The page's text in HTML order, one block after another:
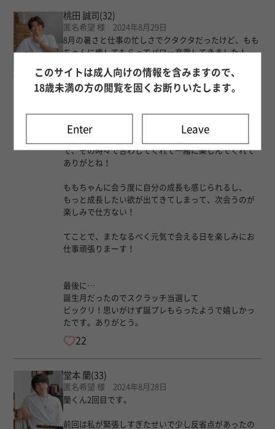
桃田 誠司 (32)
匿名希望 様 2024年8月29日
8月の暑さと仕事の忙しさでクタクタだったけど、もも
ちゃんに癒してもらってパワー充電してきました！
焼けた肌と更に逞しくなった腕に包まれて幸せいっぱ
い！
お話するのも楽しいけど
で、その時々で合わしてくれて一緒に楽しんでくれて
ありがとね！
ももちゃんに会う度に自分の成長も感じられるし、
もっと成長したい欲が出てきてしまって、次会うのが
楽しみで仕方ない！
てことで、またなるべく元気で会える日を楽しみにお
仕事頑張りまーす！
最後に…
誕生月だったのでスクラッチ当選して
ビックリ！思いがけず誕プレもらったようで嬉しかっ
たです。ありがとう。
22
堂本 蘭(33)
匿名希望 様 2024年8月28日
蘭くん2回目です。
前回は私が緊張しすぎたせいで少し反省点があったの
このサイトは成人向けの情報を含みますので、
18歳未満の方の閲覧を固くお断りいたします。
Enter Leave